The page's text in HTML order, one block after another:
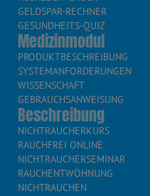
GELDSPAR-RECHNER
GESUNDHEITS-QUIZ
Medizinmodul
PRODUKTBESCHREIBUNG
SYSTEMANFORDERUNGEN
WISSENSCHAFT
GEBRAUCHSANWEISUNG
Beschreibung
NICHTRAUCHERKURS
RAUCHFREI ONLINE
NICHTRAUCHERSEMINAR
RAUCHENTWÖHNUNG
NICHTRAUCHEN